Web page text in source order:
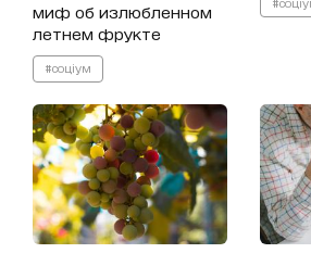
миф об излюбленном
летнем фрукте
#соціум